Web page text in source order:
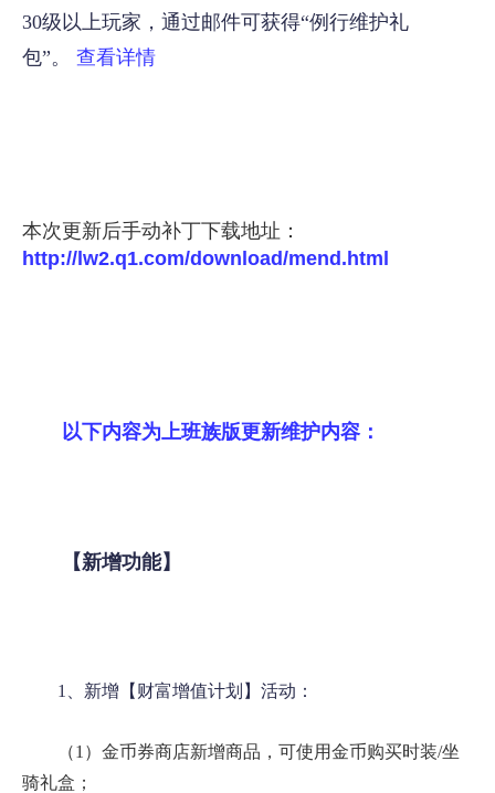
30级以上玩家，通过邮件可获得“例行维护礼
包”。 查看详情
本次更新后手动补丁下载地址：
http://lw2.q1.com/download/mend.html
以下内容为上班族版更新维护内容：
【新增功能】
1、新增【财富增值计划】活动：
（1）金币券商店新增商品，可使用金币购买时装/坐
骑礼盒；